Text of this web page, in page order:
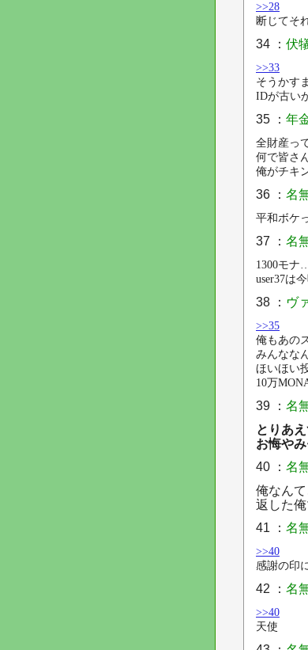
>>28
断じてそ
34 ： 伏
>>33
そうかす
IDが古い
35 ： 年
全財産っ
何で皆さ
俺がチキ
36 ： 名
平和ボケ
37 ： 名
1300モ
user37は
38 ： ヴ
>>35
俺もあの
みんなな
ほいほい
10万
39 ： 名
とりあ
お悔や
40 ： 名
俺なんて
返した
41 ： 名
>>40
感謝の印
42 ： 名
>>40
天使